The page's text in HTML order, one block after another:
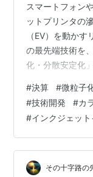
スマートフォン
ットプリンタの
（EV）を動か
の最先端技術を
化・分散安定化
の第62期（2025
付の官報に掲載
収益性が示され
を素材レベルで
す。
ト（単位：億円
#決算 #微粒子
#技術開発 #カ
#インクジェット
その十字路の